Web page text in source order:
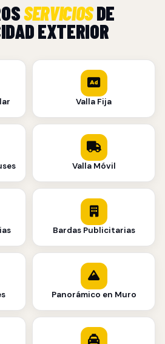
SERVICIOSDE
EXTERIOR
Valla Fija
Valla Móvil
Bardas Publicitarias
Panorámico en Muro